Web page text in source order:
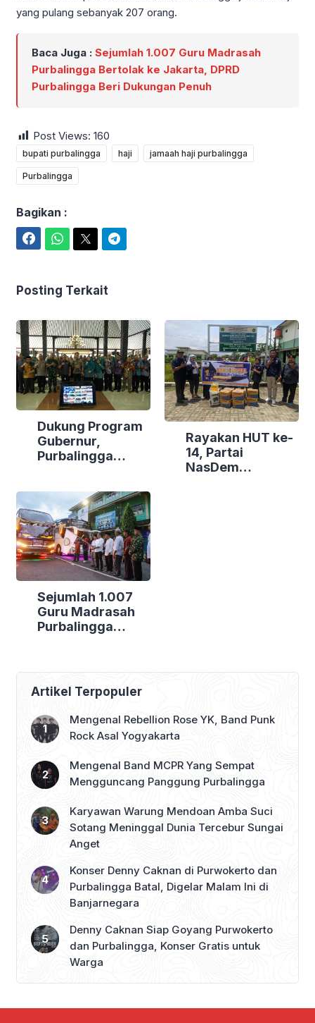
yang pulang sebanyak 207 orang.
Baca Juga : Sejumlah 1.007 Guru Madrasah
Purbalingga Bertolak ke Jakarta, DPRD
Purbalingga Beri Dukungan Penuh
Post Views: 160
bupati purbalingga haji jamaah haji purbalingga
Purbalingga
Bagikan :
Posting Terkait
Dukung Program
Gubernur,
Purbalingga
Kecamatan
Berdaya
Rayakan HUT ke-
14, Partai
NasDem
Sejumlah 1.007
Guru Madrasah
Purbalingga
Purbalingga Beri
Dukungan Penuh
Artikel Terpopuler
Mengenal Rebellion Rose YK, Band Punk
Rock Asal Yogyakarta
Mengenal Band MCPR Yang Sempat
Mengguncang Panggung Purbalingga
Karyawan Warung Mendoan Amba Suci
Sotang Meninggal Dunia Tercebur Sungai
Anget
Konser Denny Caknan di Purwokerto dan
Purbalingga Batal, Digelar Malam Ini di
Banjarnegara
Denny Caknan Siap Goyang Purwokerto
dan Purbalingga, Konser Gratis untuk
Warga